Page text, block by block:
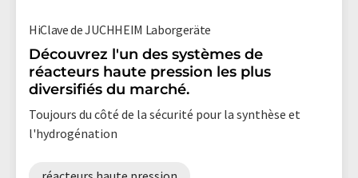
HiClave de JUCHHEIM Laborgeräte
Découvrez l'un des systèmes de
réacteurs haute pression les plus
diversifiés du marché.
Toujours du côté de la sécurité pour la synthèse et
l'hydrogénation